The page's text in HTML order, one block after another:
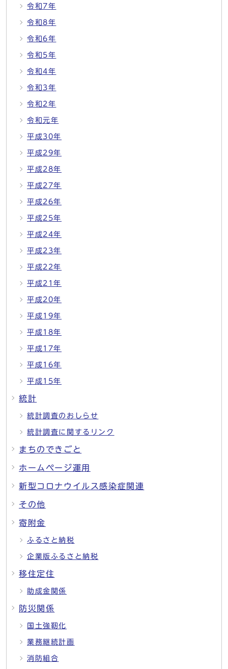
令和7年
令和8年
令和6年
令和5年
令和4年
令和3年
令和2年
令和元年
平成30年
平成29年
平成28年
平成27年
平成26年
平成25年
平成24年
平成23年
平成22年
平成21年
平成20年
平成19年
平成18年
平成17年
平成16年
平成15年
統計
統計調査のおしらせ
統計調査に関するリンク
まちのできごと
ホームページ運用
新型コロナウイルス感染症関連
その他
寄附金
ふるさと納税
企業版ふるさと納税
移住定住
助成金関係
防災関係
国土強靭化
業務継続計画
消防組合